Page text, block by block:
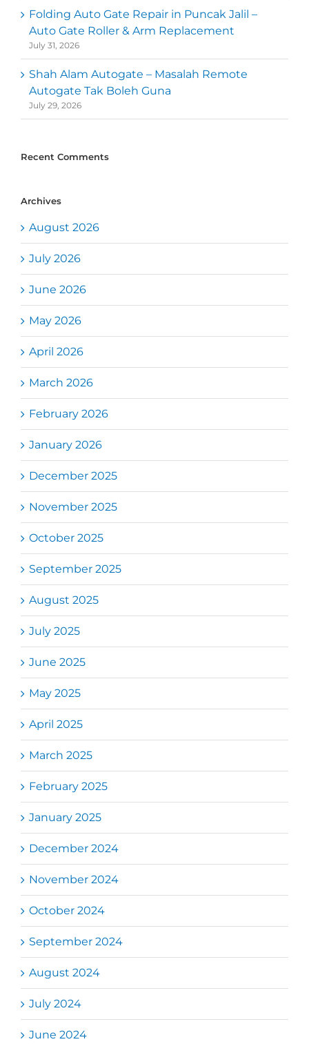
Folding Auto Gate Repair in Puncak Jalil –
Auto Gate Roller & Arm Replacement
July 31, 2026
Shah Alam Autogate – Masalah Remote
Autogate Tak Boleh Guna
July 29, 2026
Recent Comments
Archives
August 2026
July 2026
June 2026
May 2026
April 2026
March 2026
February 2026
January 2026
December 2025
November 2025
October 2025
September 2025
August 2025
July 2025
June 2025
May 2025
April 2025
March 2025
February 2025
January 2025
December 2024
November 2024
October 2024
September 2024
August 2024
July 2024
June 2024